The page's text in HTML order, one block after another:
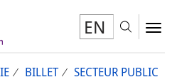
EN
BILLET
SECTEUR PUBLIC